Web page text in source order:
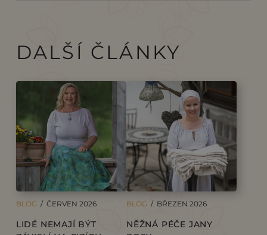
DALŠÍ ČLÁNKY
BLOG / ČERVEN 2026
LIDÉ NEMAJÍ BÝT
BLOG / BŘEZEN 2026
NĚŽNÁ PÉČE JANY